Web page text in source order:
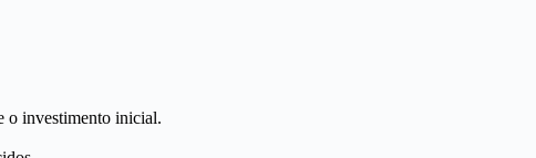
o investimento inicial.